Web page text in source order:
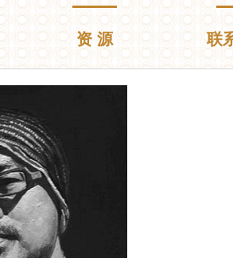
资 源 联